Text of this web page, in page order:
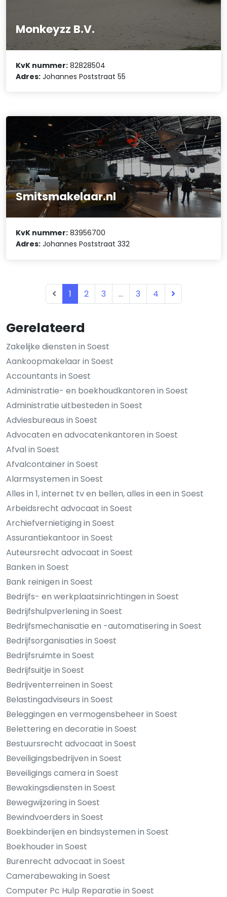
Gerelateerd
Zakelijke diensten in Soest
Aankoopmakelaar in Soest
Accountants in Soest
Administratie- en boekhoudkantoren in Soest
Administratie uitbesteden in Soest
Adviesbureaus in Soest
Advocaten en advocatenkantoren in Soest
Afval in Soest
Afvalcontainer in Soest
Alarmsystemen in Soest
Alles in 1, internet tv en bellen, alles in een in Soest
Arbeidsrecht advocaat in Soest
Archiefvernietiging in Soest
Assurantiekantoor in Soest
Auteursrecht advocaat in Soest
Banken in Soest
Bank reinigen in Soest
Bedrijfs- en werkplaatsinrichtingen in Soest
Bedrijfshulpverlening in Soest
Bedrijfsmechanisatie en -automatisering in Soest
Bedrijfsorganisaties in Soest
Bedrijfsruimte in Soest
Bedrijfsuitje in Soest
Bedrijventerreinen in Soest
Belastingadviseurs in Soest
Beleggingen en vermogensbeheer in Soest
Belettering en decoratie in Soest
Bestuursrecht advocaat in Soest
Beveiligingsbedrijven in Soest
Beveiligings camera in Soest
Bewakingsdiensten in Soest
Bewegwijzering in Soest
Bewindvoerders in Soest
Boekbinderijen en bindsystemen in Soest
Boekhouder in Soest
Burenrecht advocaat in Soest
Camerabewaking in Soest
Computer Pc Hulp Reparatie in Soest
Monkeyzz B.V.
KvK nummer: 82828504
Adres: Johannes Poststraat 55
Smitsmakelaar.nl
KvK nummer: 83956700
Adres: Johannes Poststraat 332
1 2 3 ... 3 4